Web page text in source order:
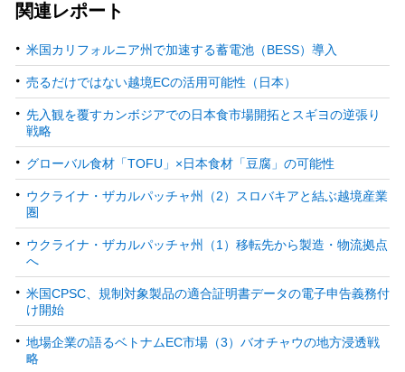
関連レポート
米国カリフォルニア州で加速する蓄電池（BESS）導入
売るだけではない越境ECの活用可能性（日本）
先入観を覆すカンボジアでの日本食市場開拓とスギヨの逆張り
戦略
グローバル食材「TOFU」×日本食材「豆腐」の可能性
ウクライナ・ザカルパッチャ州（2）スロバキアと結ぶ越境産業
圏
ウクライナ・ザカルパッチャ州（1）移転先から製造・物流拠点
へ
米国CPSC、規制対象製品の適合証明書データの電子申告義務付
け開始
地場企業の語るベトナムEC市場（3）バオチャウの地方浸透戦
略